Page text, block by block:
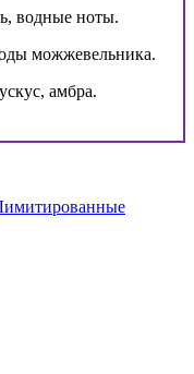
водные ноты.
можжевельника.
амбра.